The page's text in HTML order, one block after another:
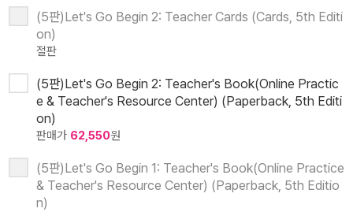
(5판)Let's Go Begin 2: Teacher Cards (Cards, 5th Editi
on)
절판
(5판)Let's Go Begin 2: Teacher's Book(Online Practic
e & Teacher's Resource Center) (Paperback, 5th Editi
on)
판매가 62,550원
(5판)Let's Go Begin 1: Teacher's Book(Online Practice
& Teacher's Resource Center) (Paperback, 5th Editio
n)